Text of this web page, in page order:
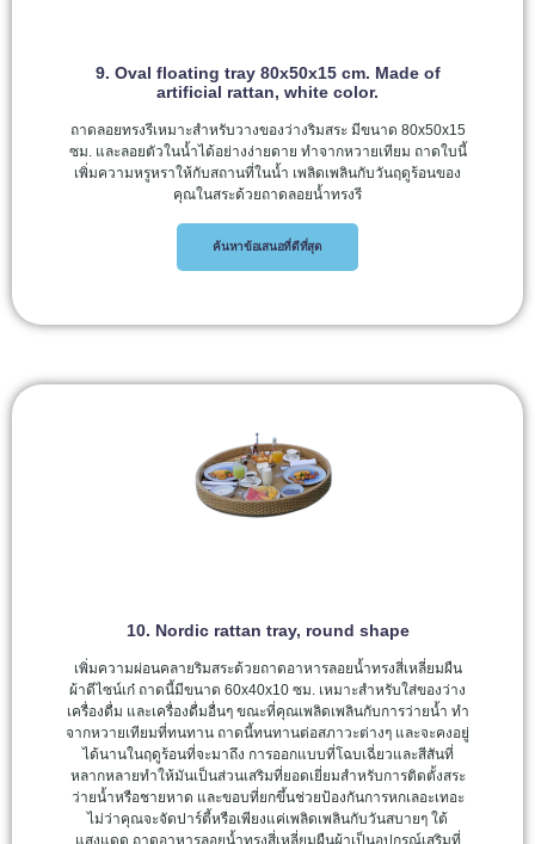
9. Oval floating tray 80x50x15 cm. Made of
artificial rattan, white color.
ถาดลอยทรงรีเหมาะสำหรับวางของว่างริมสระ มีขนาด 80x50x15
ซม. และลอยตัวในน้ำได้อย่างง่ายดาย ทำจากหวายเทียม ถาดใบนี้
เพิ่มความหรูหราให้กับสถานที่ในน้ำ เพลิดเพลินกับวันฤดูร้อนของ
คุณในสระด้วยถาดลอยน้ำทรงรี
ค้นหาข้อเสนอที่ดีที่สุด
10. Nordic rattan tray, round shape
เพิ่มความผ่อนคลายริมสระด้วยถาดอาหารลอยน้ำทรงสี่เหลี่ยมผืน
ผ้าดีไซน์เก๋ ถาดนี้มีขนาด 60x40x10 ซม. เหมาะสำหรับใส่ของว่าง
เครื่องดื่ม และเครื่องดื่มอื่นๆ ขณะที่คุณเพลิดเพลินกับการว่ายน้ำ ทำ
จากหวายเทียมที่ทนทาน ถาดนี้ทนทานต่อสภาวะต่างๆ และจะคงอยู่
ได้นานในฤดูร้อนที่จะมาถึง การออกแบบที่โฉบเฉี่ยวและสีสันที่
หลากหลายทำให้มันเป็นส่วนเสริมที่ยอดเยี่ยมสำหรับการติดตั้งสระ
ว่ายน้ำหรือชายหาด และขอบที่ยกขึ้นช่วยป้องกันการหกเลอะเทอะ
ไม่ว่าคุณจะจัดปาร์ตี้หรือเพียงแค่เพลิดเพลินกับวันสบายๆ ใต้
แสงแดด ถาดอาหารลอยน้ำทรงสี่เหลี่ยมผืนผ้าเป็นอุปกรณ์เสริมที่